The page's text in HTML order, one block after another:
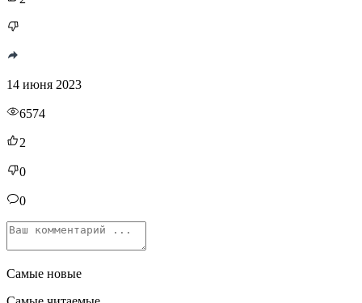
14 июня 2023
6574
2
0
0
Самые новые